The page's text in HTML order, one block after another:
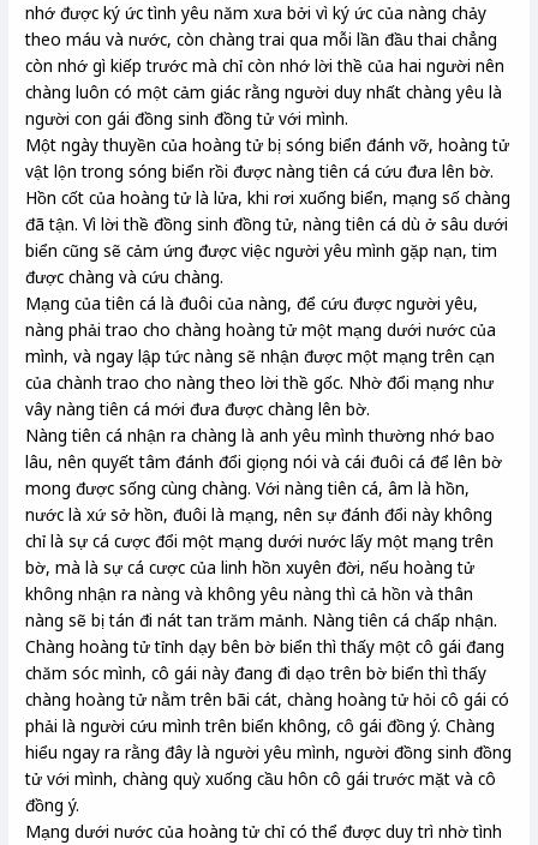
nhớ được ký ức tình yêu năm xưa bởi vì ký ức của nàng chảy
theo máu và nước, còn chàng trai qua mỗi lần đầu thai chẳng
còn nhớ gì kiếp trước mà chỉ còn nhớ lời thề của hai người nên
chàng luôn có một cảm giác rằng người duy nhất chàng yêu là
người con gái đồng sinh đồng tử với mình.
Một ngày thuyền của hoàng tử bị sóng biển đánh vỡ, hoàng tử
vật lộn trong sóng biển rồi được nàng tiên cá cứu đưa lên bờ.
Hồn cốt của hoàng tử là lửa, khi rơi xuống biển, mạng số chàng
đã tận. Vì lời thề đồng sinh đồng tử, nàng tiên cá dù ở sâu dưới
biển cũng sẽ cảm ứng được việc người yêu mình gặp nạn, tim
được chàng và cứu chàng.
Mạng của tiên cá là đuôi của nàng, để cứu được người yêu,
nàng phải trao cho chàng hoàng tử một mạng dưới nước của
mình, và ngay lập tức nàng sẽ nhận được một mạng trên cạn
của chành trao cho nàng theo lời thề gốc. Nhờ đổi mạng như
vây nàng tiên cá mới đưa được chàng lên bờ.
Nàng tiên cá nhận ra chàng là anh yêu mình thường nhớ bao
lâu, nên quyết tâm đánh đổi giọng nói và cái đuôi cá để lên bờ
mong được sống cùng chàng. Với nàng tiên cá, âm là hồn,
nước là xứ sở hồn, đuôi là mạng, nên sự đánh đổi này không
chỉ là sự cá cược đổi một mạng dưới nước lấy một mạng trên
bờ, mà là sự cá cược của linh hồn xuyên đời, nếu hoàng tử
không nhận ra nàng và không yêu nàng thì cả hồn và thân
nàng sẽ bị tán đi nát tan trăm mảnh. Nàng tiên cá chấp nhận.
Chàng hoàng tử tỉnh dạy bên bờ biển thì thấy một cô gái đang
chăm sóc mình, cô gái này đang đi dạo trên bờ biển thì thấy
chàng hoàng tử nằm trên bãi cát, chàng hoàng tử hỏi cô gái có
phải là người cứu mình trên biển không, cô gái đồng ý. Chàng
hiểu ngay ra rằng đây là người yêu mình, người đồng sinh đồng
tử với mình, chàng quỳ xuống cầu hôn cô gái trước mặt và cô
đồng ý.
Mạng dưới nước của hoàng tử chỉ có thể được duy trì nhờ tình